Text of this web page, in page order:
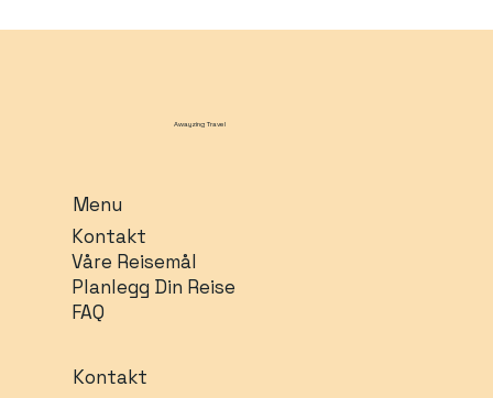
Awayzing Travel
Menu
Kontakt
Våre Reisemål
Planlegg Din Reise
FAQ
Kontakt